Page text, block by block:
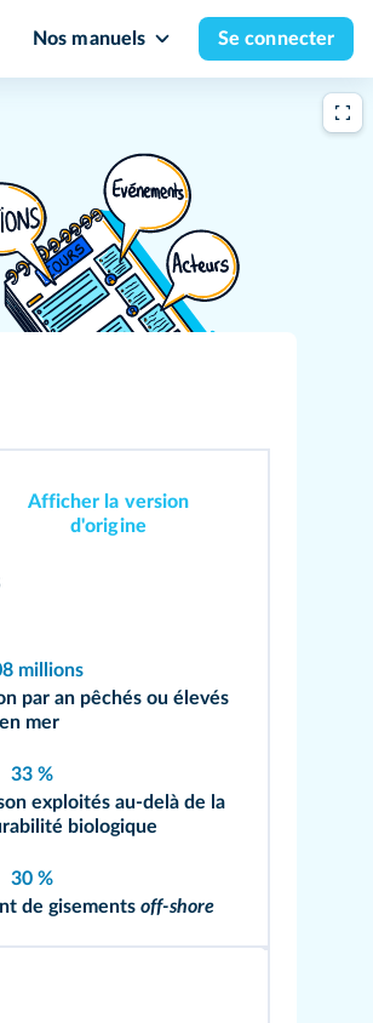
Nos manuels Se connecter
Afficher la version
d'origine
millions
par an pêchés ou élevés
en mer
33 %
exploités au-delà de la
biologique
30 %
de gisements off-shore